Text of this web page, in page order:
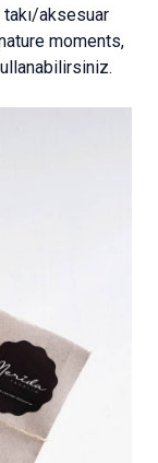
takı/aksesuar
moments,